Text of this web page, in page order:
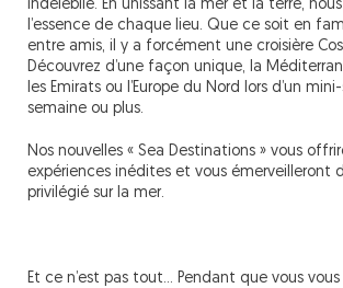
indélébile. En unissant la mer et la terre,
l’essence de chaque lieu. Que ce soit en
entre amis, il y a forcément une croisière
Découvrez d’une façon unique, la
les Emirats ou l’Europe du Nord lors d’un
semaine ou plus.
Nos nouvelles « Sea Destinations » vous
expériences inédites et vous émerveilleront
privilégié sur la mer.
Et ce n’est pas tout… Pendant que vous